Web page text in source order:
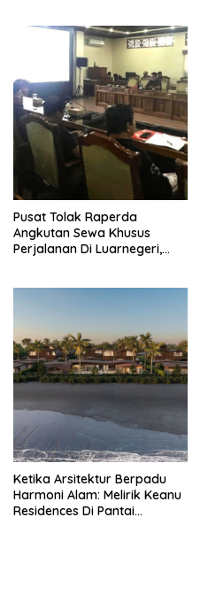
Pusat Tolak Raperda
Angkutan Sewa Khusus
Perjalanan Di Luarnegeri,
Ketika Arsitektur Berpadu
Harmoni Alam: Melirik Keanu
Residences Di Pantai